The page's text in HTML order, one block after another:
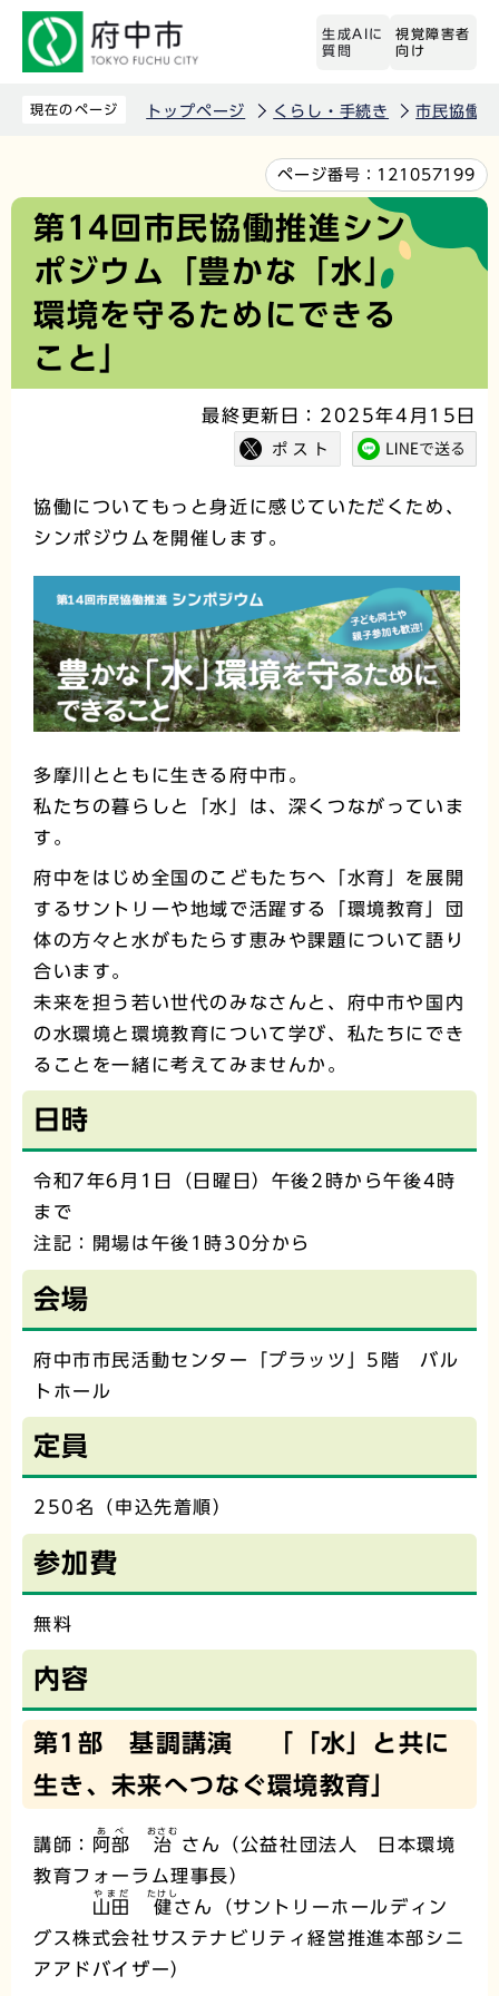
先
生成AIに
質問
視覚障害者
向け
現在のページ トップページ くらし・手続き 市民協働
文
ページ番号： 121057199
第14回市民協働推進シン
ポジウム「豊かな「水」
環境を守るためにできる
こと」
最終更新日：2025年4月15日
協働についてもっと身近に感じていただくため、
シンポジウムを開催します。
多摩川とともに生きる府中市。
私たちの暮らしと「水」は、深くつながっていま
す。
府中をはじめ全国のこどもたちへ「水育」を展開
するサントリーや地域で活躍する「環境教育」団
体の方々と水がもたらす恵みや課題について語り
合います。
未来を担う若い世代のみなさんと、府中市や国内
の水環境と環境教育について学び、私たちにでき
ることを一緒に考えてみませんか。
日時
令和7年6月1日（日曜日）午後2時から午後4時
まで
注記：開場は午後1時30分から
会場
府中市市民活動センター「プラッツ」5階 バル
トホール
定員
250名（申込先着順）
参加費
無料
内容
第1部 基調講演 「「水」と共に
生き、未来へつなぐ環境教育」
講師： 阿部
あべ
治
おさむ
さん（公益社団法人 日本環境
教育フォーラム理事長）
山田
やまだ
健
たけし
さん（サントリーホールディン
グス株式会社サステナビリティ経営推進本部シニ
アアドバイザー）